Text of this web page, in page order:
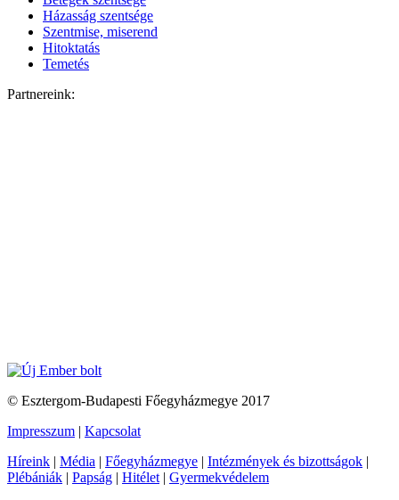
Házasság szentsége
Szentmise, miserend
Hitoktatás
Temetés
Partnereink:
© Esztergom-Budapesti Főegyházmegye 2017
Impresszum | Kapcsolat
Híreink | Média | Főegyházmegye | Intézmények és bizottságok |
Plébániák | Papság | Hitélet | Gyermekvédelem